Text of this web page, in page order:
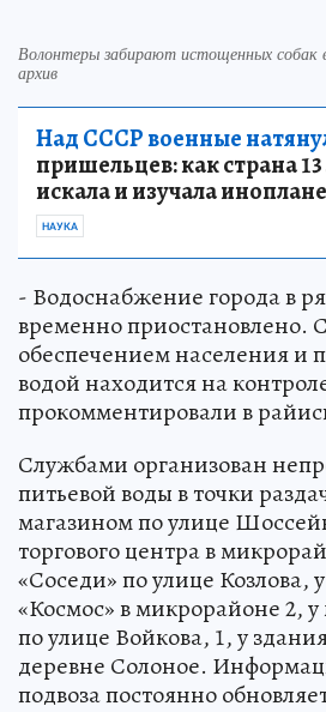
Волонтеры забирают истощенных собак
архив
Над СССР военные
пришельцев: как страна
искала и изучала
НАУКА
- Водоснабжение города в
временно приостановлено.
обеспечением населения и
водой находится на
прокомментировали в
Службами организован
питьевой воды в точки
магазином по улице
торгового центра в
«Соседи» по улице Козлова,
«Космос» в микрорайоне 2,
по улице Войкова, 1, у
деревне Солоное.
подвоза постоянно